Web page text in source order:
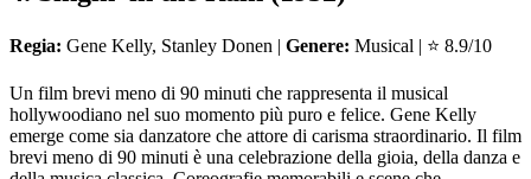
Regia: Gene Kelly, Stanley Donen | Genere: Musical | ⭐ 8.9/10
Un film brevi meno di 90 minuti che rappresenta il musical
hollywoodiano nel suo momento più puro e felice. Gene Kelly
emerge come sia danzatore che attore di carisma straordinario. Il film
brevi meno di 90 minuti è una celebrazione della gioia, della danza e